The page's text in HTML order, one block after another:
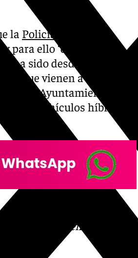
la Policía Local
y para ello “debemos dar
ha sido desde que
que vienen a mejorar el
El Ayuntamiento
cinco vehículos híbridos
ponerte en contacto